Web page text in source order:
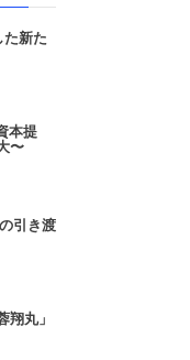
新た
本提
〜
引き渡
丸」